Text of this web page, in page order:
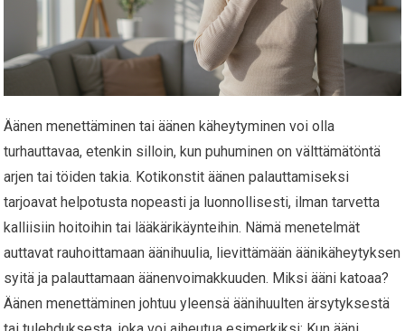
Äänen menettäminen tai äänen käheytyminen voi olla
turhauttavaa, etenkin silloin, kun puhuminen on välttämätöntä
arjen tai töiden takia. Kotikonstit äänen palauttamiseksi
tarjoavat helpotusta nopeasti ja luonnollisesti, ilman tarvetta
kalliisiin hoitoihin tai lääkärikäynteihin. Nämä menetelmät
auttavat rauhoittamaan äänihuulia, lievittämään äänikäheytyksen
syitä ja palauttamaan äänenvoimakkuuden. Miksi ääni katoaa?
Äänen menettäminen johtuu yleensä äänihuulten ärsytyksestä